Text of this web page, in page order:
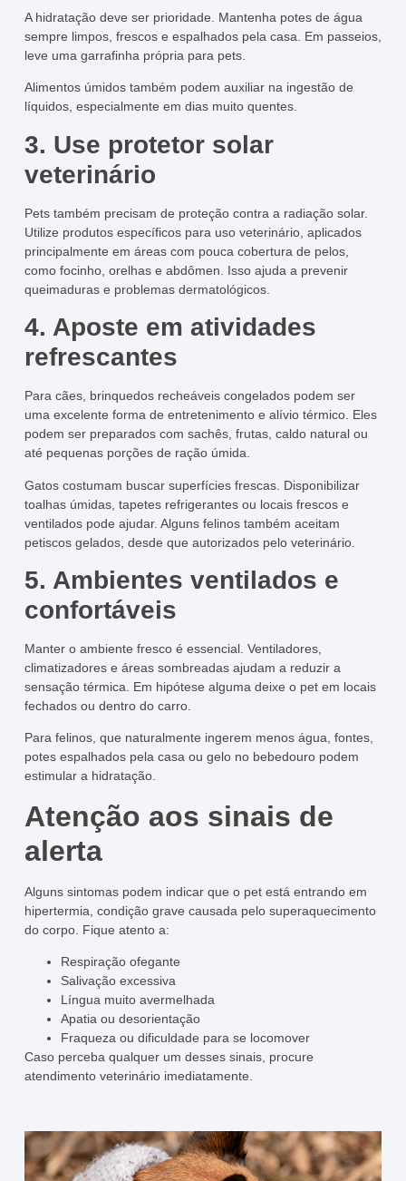
A hidratação deve ser prioridade. Mantenha potes de água
sempre limpos, frescos e espalhados pela casa. Em passeios,
leve uma garrafinha própria para pets.
Alimentos úmidos também podem auxiliar na ingestão de
líquidos, especialmente em dias muito quentes.
3. Use protetor solar
veterinário
Pets também precisam de proteção contra a radiação solar.
Utilize produtos específicos para uso veterinário, aplicados
principalmente em áreas com pouca cobertura de pelos,
como focinho, orelhas e abdômen. Isso ajuda a prevenir
queimaduras e problemas dermatológicos.
4. Aposte em atividades
refrescantes
Para cães, brinquedos recheáveis congelados podem ser
uma excelente forma de entretenimento e alívio térmico. Eles
podem ser preparados com sachês, frutas, caldo natural ou
até pequenas porções de ração úmida.
Gatos costumam buscar superfícies frescas. Disponibilizar
toalhas úmidas, tapetes refrigerantes ou locais frescos e
ventilados pode ajudar. Alguns felinos também aceitam
petiscos gelados, desde que autorizados pelo veterinário.
5. Ambientes ventilados e
confortáveis
Manter o ambiente fresco é essencial. Ventiladores,
climatizadores e áreas sombreadas ajudam a reduzir a
sensação térmica. Em hipótese alguma deixe o pet em locais
fechados ou dentro do carro.
Para felinos, que naturalmente ingerem menos água, fontes,
potes espalhados pela casa ou gelo no bebedouro podem
estimular a hidratação.
Atenção aos sinais de
alerta
Alguns sintomas podem indicar que o pet está entrando em
hipertermia, condição grave causada pelo superaquecimento
do corpo. Fique atento a:
Respiração ofegante
Salivação excessiva
Língua muito avermelhada
Apatia ou desorientação
Fraqueza ou dificuldade para se locomover
Caso perceba qualquer um desses sinais, procure
atendimento veterinário imediatamente.